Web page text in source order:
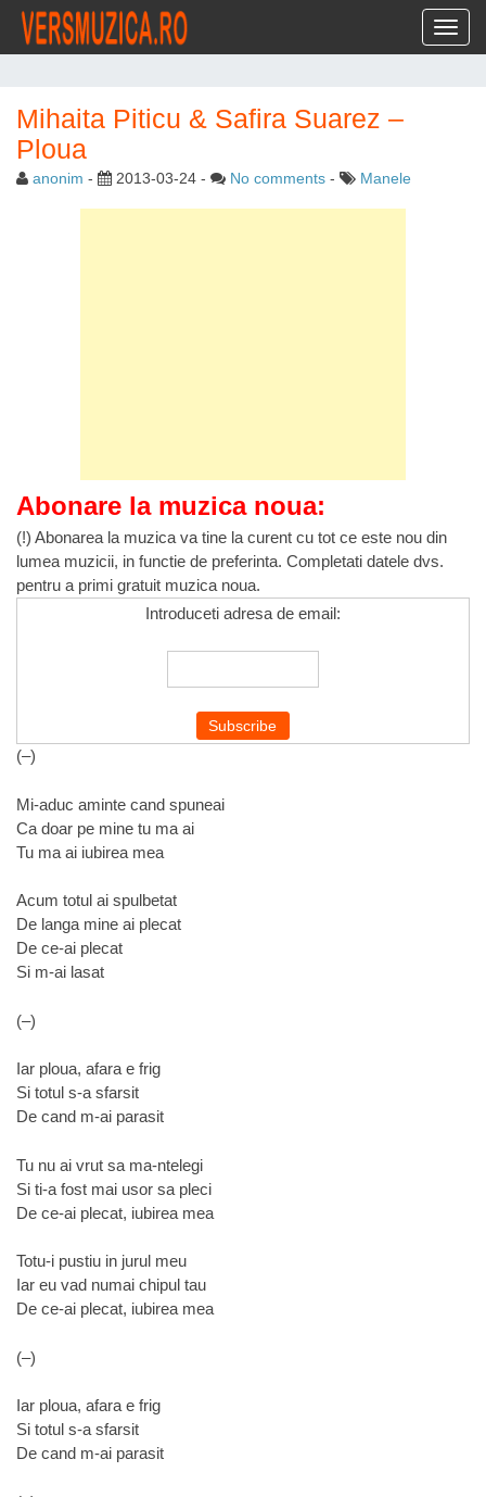
Mihaita Piticu & Safira Suarez –
Ploua
anonim - 2013-03-24 - No comments - Manele
Abonare la muzica noua:
(!) Abonarea la muzica va tine la curent cu tot ce este nou din
lumea muzicii, in functie de preferinta. Completati datele dvs.
pentru a primi gratuit muzica noua.
Introduceti adresa de email:
(–)
Mi-aduc aminte cand spuneai
Ca doar pe mine tu ma ai
Tu ma ai iubirea mea
Acum totul ai spulbetat
De langa mine ai plecat
De ce-ai plecat
Si m-ai lasat
(–)
Iar ploua, afara e frig
Si totul s-a sfarsit
De cand m-ai parasit
Tu nu ai vrut sa ma-ntelegi
Si ti-a fost mai usor sa pleci
De ce-ai plecat, iubirea mea
Totu-i pustiu in jurul meu
Iar eu vad numai chipul tau
De ce-ai plecat, iubirea mea
(–)
Iar ploua, afara e frig
Si totul s-a sfarsit
De cand m-ai parasit